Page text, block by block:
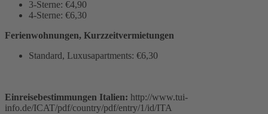
3-Sterne: €4,90
4-Sterne: €6,30
Ferienwohnungen, Kurzzeitvermietungen
Standard, Luxusapartments: €6,30
Einreisebestimmungen Italien: http://www.tui-
info.de/ICAT/pdf/country/pdf/entry/1/id/ITA